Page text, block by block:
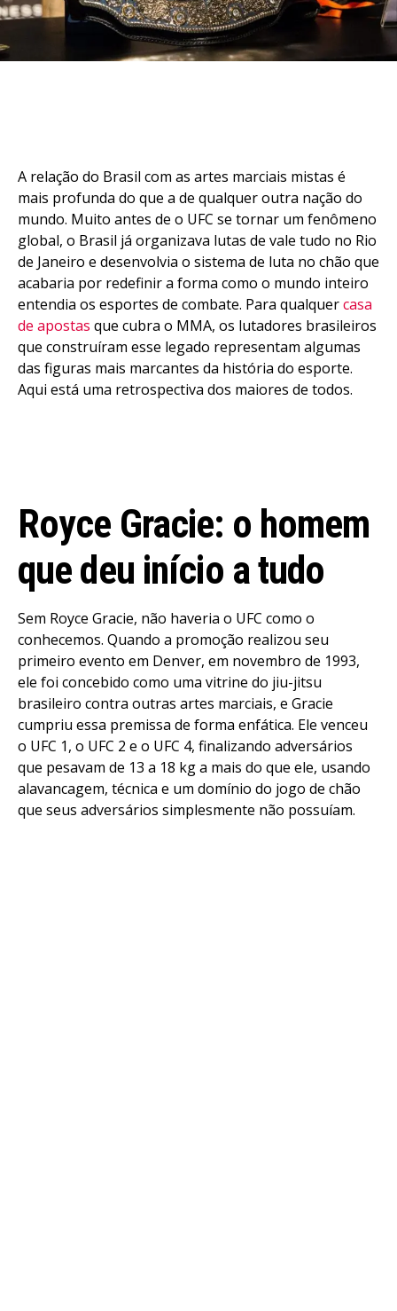
A relação do Brasil com as artes marciais mistas é
mais profunda do que a de qualquer outra nação do
mundo. Muito antes de o UFC se tornar um fenômeno
global, o Brasil já organizava lutas de vale tudo no Rio
de Janeiro e desenvolvia o sistema de luta no chão que
acabaria por redefinir a forma como o mundo inteiro
entendia os esportes de combate. Para qualquercasa
de apostas que cubra o MMA, os lutadores brasileiros
que construíram esse legado representam algumas
das figuras mais marcantes da história do esporte.
Aqui está uma retrospectiva dos maiores de todos.
Royce Gracie: o homem
que deu início a tudo
Sem Royce Gracie, não haveria o UFC como o
conhecemos. Quando a promoção realizou seu
primeiro evento em Denver, em novembro de 1993,
ele foi concebido como uma vitrine do jiu-jitsu
brasileiro contra outras artes marciais, e Gracie
cumpriu essa premissa de forma enfática. Ele venceu
o UFC 1, o UFC 2 e o UFC 4, finalizando adversários
que pesavam de 13 a 18 kg a mais do que ele, usando
alavancagem, técnica e um domínio do jogo de chão
que seus adversários simplesmente não possuíam.